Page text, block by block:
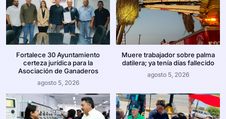
Fortalece 30 Ayuntamiento
certeza jurídica para la
Asociación de Ganaderos
agosto 5, 2026
Muere trabajador sobre palma
datilera; ya tenía días fallecido
agosto 5, 2026